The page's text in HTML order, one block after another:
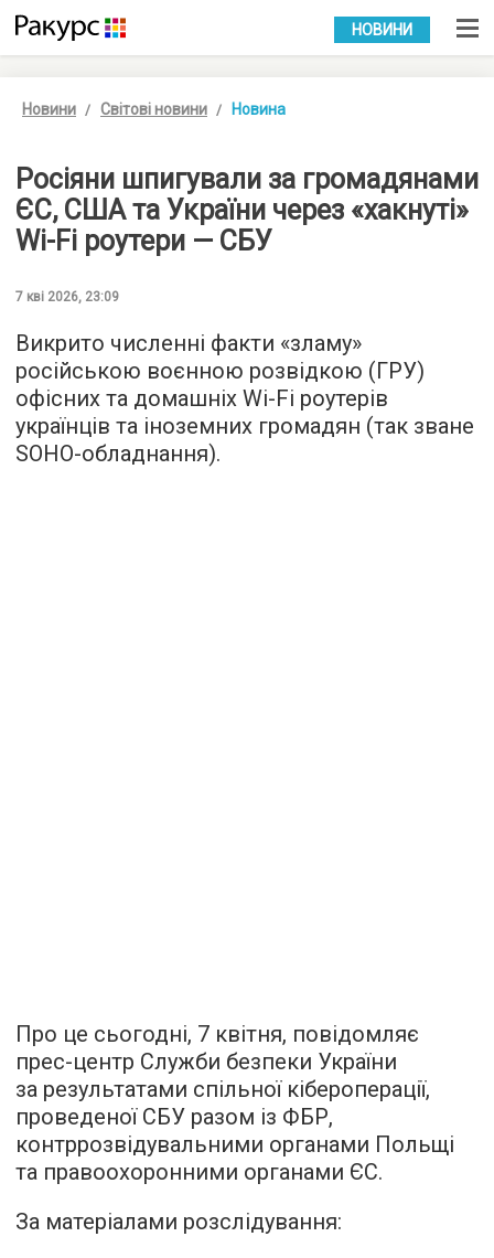
УКР РУС
НОВИНИ
Новини Світові новини Новина
Росіяни шпигували за громадянами
ЄС, США та України через «хакнуті»
Wi-Fi роутери — СБУ
7 кві 2026, 23:09
Викрито численні факти «зламу»
російською воєнною розвідкою (ГРУ)
офісних та домашніх Wi-Fi роутерів
українців та іноземних громадян (так зване
SOHO-обладнання).
Про це сьогодні, 7 квітня, повідомляє
прес-центр Служби безпеки України
за результатами спільної кібероперації,
проведеної СБУ разом із ФБР,
контррозвідувальними органами Польщі
та правоохоронними органами ЄС.
За матеріалами розслідування: